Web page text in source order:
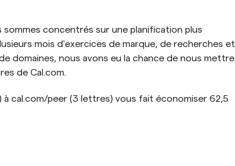
sommes concentrés sur une planification plus
mois d'exercices de marque, de recherches et
domaines, nous avons eu la chance de nous mettre
de Cal.com.
cal.com/peer (3 lettres) vous fait économiser 62,5